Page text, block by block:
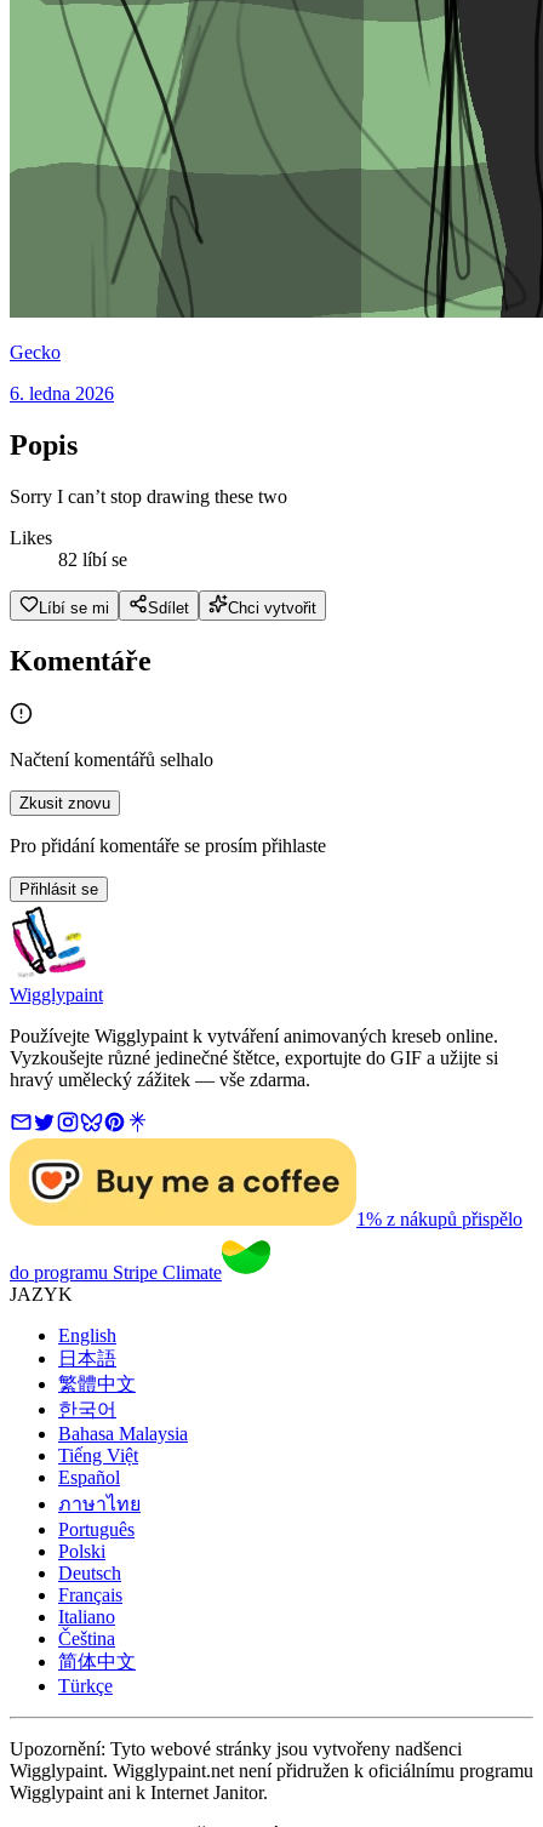
Gecko
6. ledna 2026
Popis
Sorry I can’t stop drawing these two
Likes
82 líbí se
Líbí se mi Sdílet Chci vytvořit
Komentáře
Načtení komentářů selhalo
Zkusit znovu
Pro přidání komentáře se prosím přihlaste
Přihlásit se
Wigglypaint
Používejte Wigglypaint k vytváření animovaných kreseb online.
Vyzkoušejte různé jedinečné štětce, exportujte do GIF a užijte si
hravý umělecký zážitek — vše zdarma.
1% z nákupů přispělo
do programu Stripe Climate
JAZYK
English
日本語
繁體中文
한국어
Bahasa Malaysia
Tiếng Việt
Español
ภาษาไทย
Português
Polski
Deutsch
Français
Italiano
Čeština
简体中文
Türkçe
Upozornění: Tyto webové stránky jsou vytvořeny nadšenci
Wigglypaint. Wigglypaint.net není přidružen k oficiálnímu programu
Wigglypaint ani k Internet Janitor.